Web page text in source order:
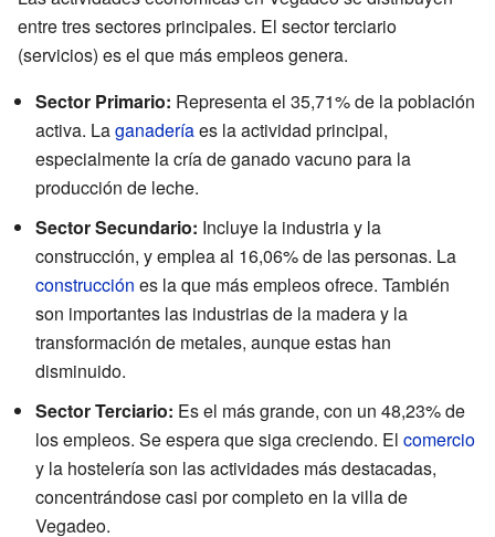
entre tres sectores principales. El sector terciario
(servicios) es el que más empleos genera.
Sector Primario: Representa el 35,71% de la población
activa. Laganaderíaes la actividad principal,
especialmente la cría de ganado vacuno para la
producción de leche.
Sector Secundario: Incluye la industria y la
construcción, y emplea al 16,06% de las personas. La
construcción es la que más empleos ofrece. También
son importantes las industrias de la madera y la
transformación de metales, aunque estas han
disminuido.
Sector Terciario: Es el más grande, con un 48,23% de
los empleos. Se espera que siga creciendo. El comercio
y la hostelería son las actividades más destacadas,
concentrándose casi por completo en la villa de
Vegadeo.